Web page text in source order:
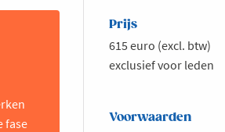
fase
Prijs
615 euro (excl. btw)
exclusief voor leden
Voorwaarden